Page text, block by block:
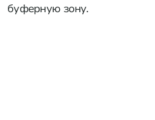
буферную зону.